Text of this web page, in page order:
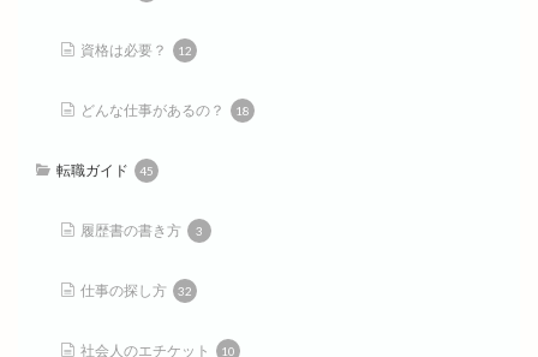
資格は必要？ 12
どんな仕事があるの？ 18
転職ガイド 45
履歴書の書き方 3
仕事の探し方 32
社会人のエチケット 10